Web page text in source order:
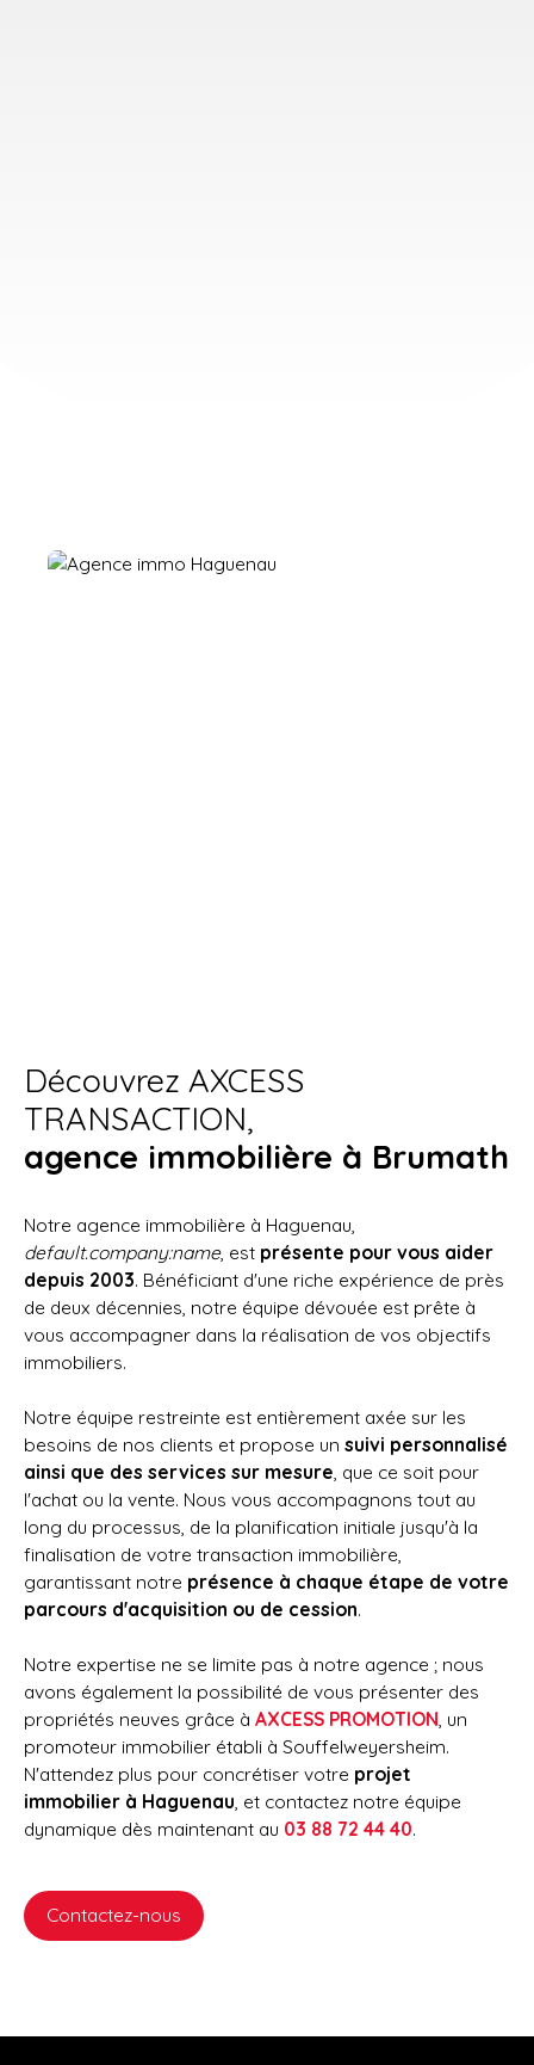
Découvrez AXCESS
TRANSACTION,
agence immobilière à Brumath
Notre agence immobilière à Haguenau,
default.company:name, est présente pour vous aider
depuis 2003. Bénéficiant d'une riche expérience de près
de deux décennies, notre équipe dévouée est prête à
vous accompagner dans la réalisation de vos objectifs
immobiliers.
Notre équipe restreinte est entièrement axée sur les
besoins de nos clients et propose un suivi personnalisé
ainsi que des services sur mesure , que ce soit pour
l'achat ou la vente. Nous vous accompagnons tout au
long du processus, de la planification initiale jusqu'à la
finalisation de votre transaction immobilière,
garantissant notre présence à chaque étape de votre
parcours d'acquisition ou de cession.
Notre expertise ne se limite pas à notre agence ; nous
avons également la possibilité de vous présenter des
propriétés neuves grâce à AXCESS PROMOTION , un
promoteur immobilier établi à Souffelweyersheim.
N'attendez plus pour concrétiser votre projet
immobilier à Haguenau , et contactez notre équipe
dynamique dès maintenant au 03 88 72 44 40.
Contactez-nous